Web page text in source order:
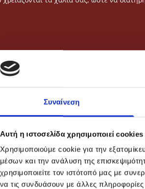
Συναίνεση
Αυτή η ιστοσελίδα χρησιμοποιεί cookies
Χρησιμοποιούμε cookie για την
μέσων και την ανάλυση της
χρησιμοποιείτε τον ιστότοπό μας με
να τις συνδυάσουν με άλλες
MAGIC CARPET, στη Ρόδο,
συστήματα καθαρισμού χαμηλής
μια σειρά άλλων υπηρεσιών, πάντα
σας κατ’ οίκον, ενώ η φύλαξη των
το φροντίζουμε ξεχωριστά,
μας, σε όλο το νησί της Ρόδου. Τα
και σας επιστρέφουν τα χαλιά
θέμα αισθητικής του χώρου, είναι
να βλάψουν την υγεία.